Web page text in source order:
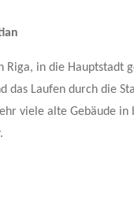
in die Hauptstadt
das Laufen durch die
viele alte Gebäude